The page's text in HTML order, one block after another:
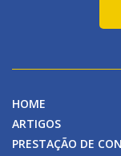
HOME
ARTIGOS
PRESTAÇÃO DE